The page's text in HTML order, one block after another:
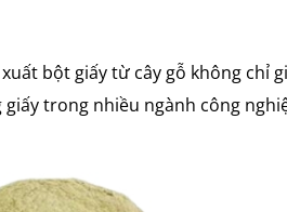
bột giấy từ cây gỗ không chỉ
trong nhiều ngành công